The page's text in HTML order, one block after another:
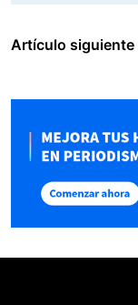
Artículo siguiente